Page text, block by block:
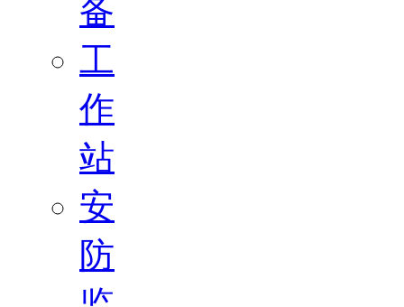
备
工
作
站
安
防